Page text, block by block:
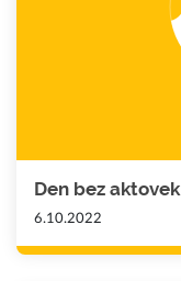
Den bez aktovek
6.10.2022